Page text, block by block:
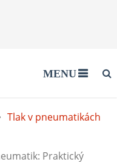
MENU
Tlak v pneumatikách
Praktický